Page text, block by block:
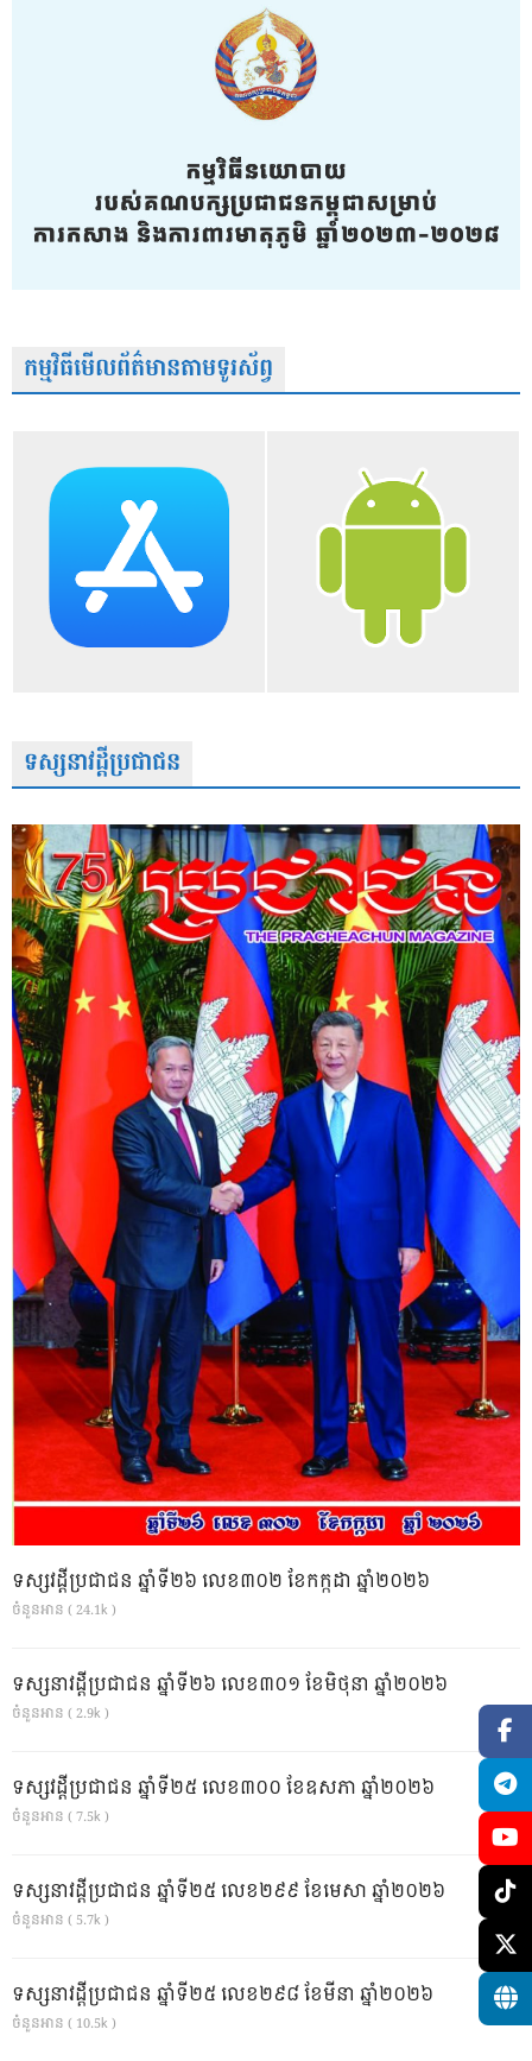
កម្មវិធីមើលព័ត៌មានតាមទូរស័ព្វ
ទស្សនាវដ្តីប្រជាជន
ទស្សវដ្តីប្រជាជន ឆ្នាំទី២៦ លេខ៣០២ ខែកក្កដា ឆ្នាំ២០២៦
ចំនួនអាន ( 24.1k )
ទស្សនាវដ្ដីប្រជាជន ឆ្នាំទី២៦ លេខ៣០១ ខែមិថុនា ឆ្នាំ២០២៦
ចំនួនអាន ( 2.9k )
ទស្សវដ្តីប្រជាជន ឆ្នាំទី២៥ លេខ៣០០ ខែឧសភា ឆ្នាំ២០២៦
ចំនួនអាន ( 7.5k )
ទស្សនាវដ្ដីប្រជាជន ឆ្នាំទី២៥ លេខ២៩៩ ខែមេសា ឆ្នាំ២០២៦
ចំនួនអាន ( 5.7k )
ទស្សនាវដ្ដីប្រជាជន ឆ្នាំទី២៥ លេខ២៩៨ ខែមីនា ឆ្នាំ២០២៦
ចំនួនអាន ( 10.5k )